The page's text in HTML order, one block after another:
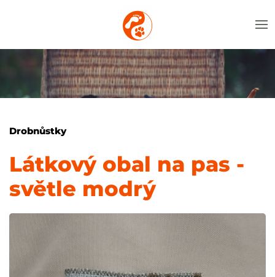
Drobnůstky
Látkový obal na pas -
světle modrý